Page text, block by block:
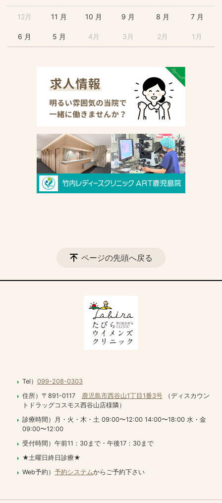
12月 11 月 10 月 9 月 8 月 7 月
6 月 5 月 4月 3月 2月 1月
ページの先頭へ戻る
Tel） 099-208-0303
住所）〒891-0117
鹿児島市西谷山1丁目1番3号 （ディスカウン
トドラッグコスモス西谷山店様隣）
診療時間）月・火・木・土 09:00〜12:00 14:00〜18:00 水・金
09:00〜12:00
受付時間）午前11：30まで・午後17：30まで
★土曜日終日診療★
Web予約） 予約システムからご予約下さい